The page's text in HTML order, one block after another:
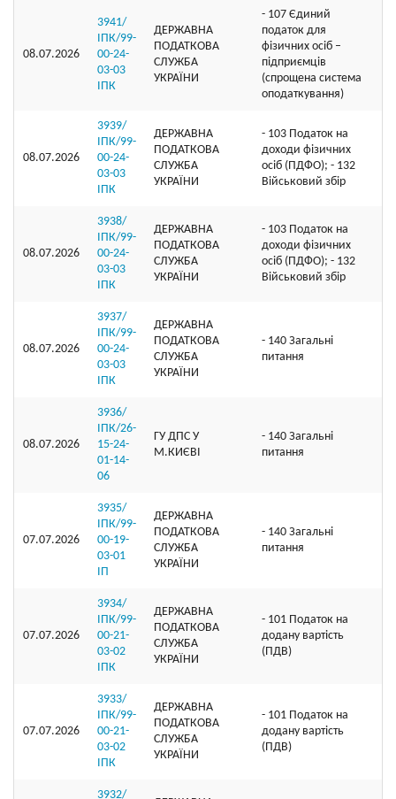
08.07.2026
3941/
ІПК/99-
00-24-
03-03
ІПК
ДЕРЖАВНА
ПОДАТКОВА
СЛУЖБА
УКРАЇНИ
- 107 Єдиний
податок для
фізичних осіб –
підприємців
(спрощена система
оподаткування)
08.07.2026
3939/
ІПК/99-
00-24-
03-03
ІПК
ДЕРЖАВНА
ПОДАТКОВА
СЛУЖБА
УКРАЇНИ
- 103 Податок на
доходи фізичних
осіб (ПДФО); - 132
Військовий збір
08.07.2026
3938/
ІПК/99-
00-24-
03-03
ІПК
ДЕРЖАВНА
ПОДАТКОВА
СЛУЖБА
УКРАЇНИ
- 103 Податок на
доходи фізичних
осіб (ПДФО); - 132
Військовий збір
08.07.2026
3937/
ІПК/99-
00-24-
03-03
ІПК
ДЕРЖАВНА
ПОДАТКОВА
СЛУЖБА
УКРАЇНИ
- 140 Загальні
питання
08.07.2026
3936/
ІПК/26-
15-24-
01-14-
06
ГУ ДПС У
М.КИЄВІ
- 140 Загальні
питання
07.07.2026
3935/
ІПК/99-
00-19-
03-01
ІП
ДЕРЖАВНА
ПОДАТКОВА
СЛУЖБА
УКРАЇНИ
- 140 Загальні
питання
07.07.2026
3934/
ІПК/99-
00-21-
03-02
ІПК
ДЕРЖАВНА
ПОДАТКОВА
СЛУЖБА
УКРАЇНИ
- 101 Податок на
додану вартість
(ПДВ)
07.07.2026
3933/
ІПК/99-
00-21-
03-02
ІПК
ДЕРЖАВНА
ПОДАТКОВА
СЛУЖБА
УКРАЇНИ
- 101 Податок на
додану вартість
(ПДВ)
3932/